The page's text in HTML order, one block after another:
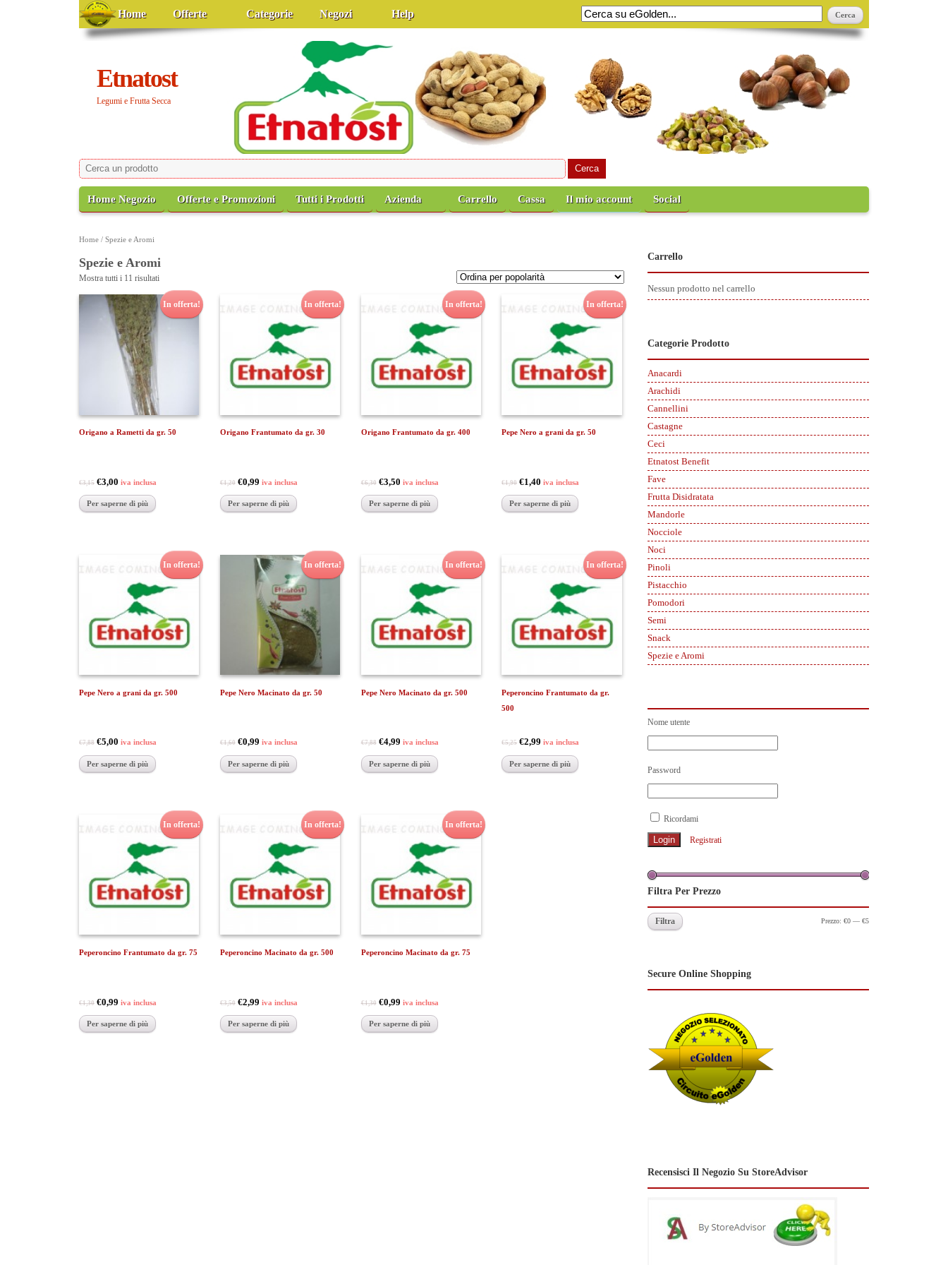
Home Offerte Categorie Negozi Help
Etnatost
Legumi e Frutta Secca
Home Negozio Offerte e Promozioni Tutti i Prodotti Azienda Carrello Cassa Il mio account Social
Home / Spezie e Aromi
Spezie e Aromi
Mostra tutti i 11 risultati
In offerta!
Origano a Rametti da gr. 50
€3,15 €3,00 iva inclusa
Per saperne di più
In offerta!
Origano Frantumato da gr. 30
€1,20 €0,99 iva inclusa
Per saperne di più
In offerta!
Origano Frantumato da gr. 400
€6,30 €3,50 iva inclusa
Per saperne di più
In offerta!
Pepe Nero a grani da gr. 50
€1,90 €1,40 iva inclusa
Per saperne di più
In offerta!
Pepe Nero a grani da gr. 500
€7,88 €5,00 iva inclusa
Per saperne di più
In offerta!
Pepe Nero Macinato da gr. 50
€1,60 €0,99 iva inclusa
Per saperne di più
In offerta!
Pepe Nero Macinato da gr. 500
€7,88 €4,99 iva inclusa
Per saperne di più
In offerta!
Peperoncino Frantumato da gr.
500
€5,25 €2,99 iva inclusa
Per saperne di più
In offerta!
Peperoncino Frantumato da gr. 75
€1,30 €0,99 iva inclusa
Per saperne di più
In offerta!
Peperoncino Macinato da gr. 500
€3,50 €2,99 iva inclusa
Per saperne di più
In offerta!
Peperoncino Macinato da gr. 75
€1,30 €0,99 iva inclusa
Per saperne di più
Carrello
Nessun prodotto nel carrello
Categorie Prodotto
Anacardi
Arachidi
Cannellini
Castagne
Ceci
Etnatost Benefit
Fave
Frutta Disidratata
Mandorle
Nocciole
Noci
Pinoli
Pistacchio
Pomodori
Semi
Snack
Spezie e Aromi
Nome utente
Password
Ricordami
Registrati
Filtra Per Prezzo
Filtra Prezzo: €0 — €5
Secure Online Shopping
Recensisci Il Negozio Su StoreAdvisor